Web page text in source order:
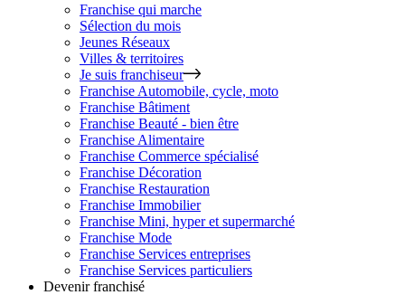
Franchise qui marche
Sélection du mois
Jeunes Réseaux
Villes & territoires
Je suis franchiseur
Franchise Automobile, cycle, moto
Franchise Bâtiment
Franchise Beauté - bien être
Franchise Alimentaire
Franchise Commerce spécialisé
Franchise Décoration
Franchise Restauration
Franchise Immobilier
Franchise Mini, hyper et supermarché
Franchise Mode
Franchise Services entreprises
Franchise Services particuliers
Devenir franchisé